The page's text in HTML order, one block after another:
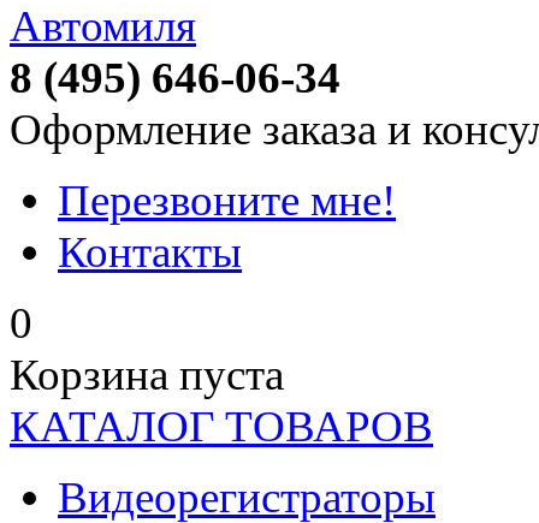
Автомиля
8 (495) 646-06-34
Оформление заказа и
Перезвоните мне!
Контакты
0
Корзина пуста
КАТАЛОГ ТОВАРОВ
Видеорегистраторы